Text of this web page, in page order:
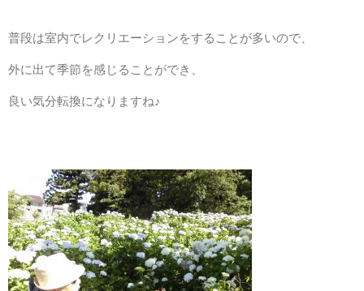
地域密着型特定施設入居者生活介護ケアハウスグリーンピース
居宅介護支援事業者トマト村
普段は室内でレクリエーションをすることが多いので、
外に出て季節を感じることができ、
良い気分転換になりますね♪